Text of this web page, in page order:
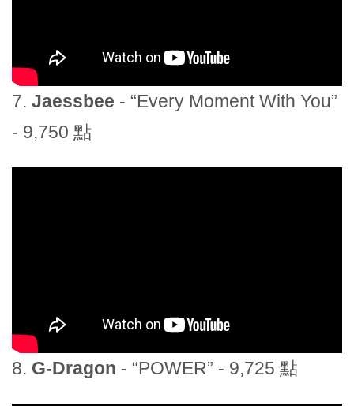
7. Jaessbee - “Every Moment With You”
- 9,750 點
8. G-Dragon - “POWER” - 9,725 點